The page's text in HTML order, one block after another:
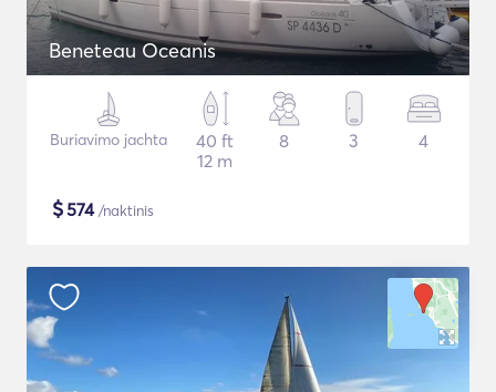
Beneteau Oceanis
Buriavimo jachta
40 ft
12 m
8 3 4
$574/naktinis